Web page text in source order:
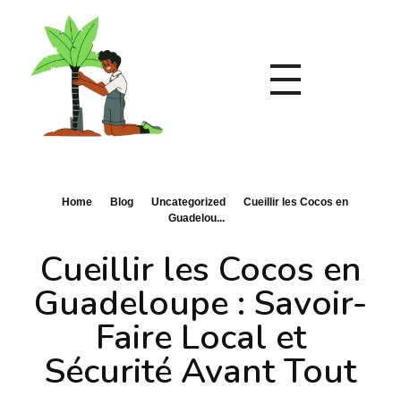
Home Blog Uncategorized
Cueillir les Cocos en
Guadelou...
Cueillir les Cocos en
Guadeloupe : Savoir-
Faire Local et
Sécurité Avant Tout